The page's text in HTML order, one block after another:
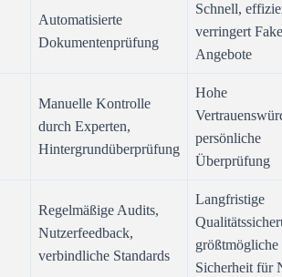
Automatisierte
Dokumentenprüfung
Schnell,
verringert
Angebote
Manuelle Kontrolle
durch Experten,
Hintergrundüberprüfung
Hohe
persönliche
Überprüfung
Regelmäßige Audits,
Nutzerfeedback,
verbindliche Standards
Langfristige
größtmögliche
Sicherheit für